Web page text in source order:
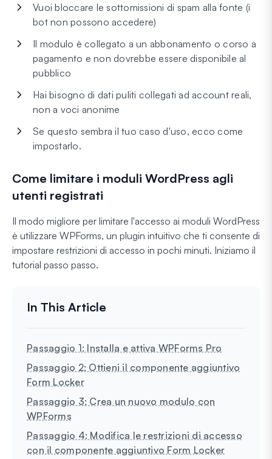
Vuoi bloccare le sottomissioni di spam alla fonte (i
bot non possono accedere)
Il modulo è collegato a un abbonamento o corso a
pagamento e non dovrebbe essere disponibile al
pubblico
Hai bisogno di dati puliti collegati ad account reali,
non a voci anonime
Se questo sembra il tuo caso d'uso, ecco come
impostarlo.
Come limitare i moduli WordPress agli
utenti registrati
Il modo migliore per limitare l'accesso ai moduli WordPress
è utilizzare WPForms, un plugin intuitivo che ti consente di
impostare restrizioni di accesso in pochi minuti. Iniziamo il
tutorial passo passo.
Passaggio 1: Installa e attiva WPForms Pro
Passaggio 2: Ottieni il componente aggiuntivo
Form Locker
Passaggio 3: Crea un nuovo modulo con
WPForms
Passaggio 4: Modifica le restrizioni di accesso
con il componente aggiuntivo Form Locker